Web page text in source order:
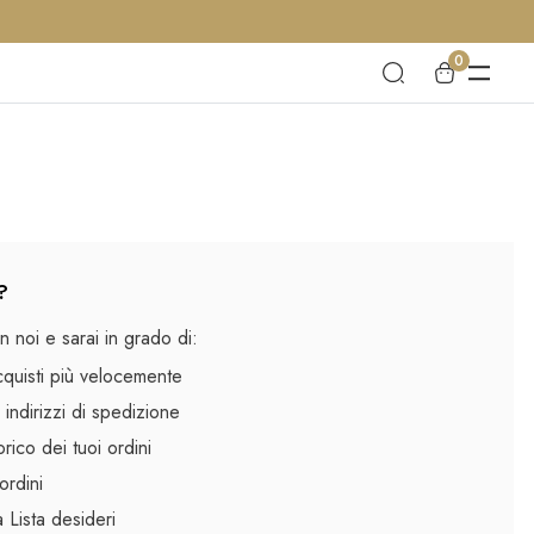
0
noi e sarai in grado di:
più velocemente
indirizzi di spedizione
dei tuoi ordini
Lista desideri